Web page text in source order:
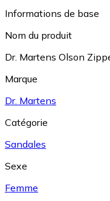
Informations de base
Nom du produit
Dr. Martens Olson
Marque
Dr. Martens
Catégorie
Sandales
Sexe
Femme